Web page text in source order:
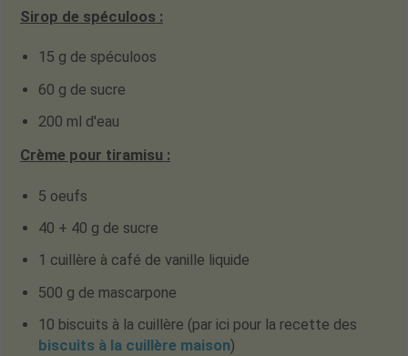
Sirop de spéculoos :
15 g de spéculoos
60 g de sucre
200 ml d'eau
Crème pour tiramisu :
5 oeufs
40 + 40 g de sucre
1 cuillère à café de vanille liquide
500 g de mascarpone
10 biscuits à la cuillère (par ici pour la recette des
biscuits à la cuillère maison)